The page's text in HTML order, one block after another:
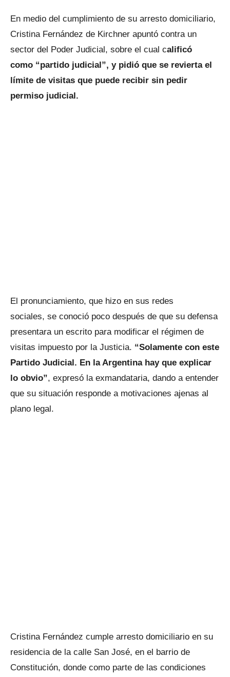
En medio del cumplimiento de su arresto domiciliario,
Cristina Fernández de Kirchner apuntó contra un
sector del Poder Judicial, sobre el cual calificó
como “partido judicial”, y pidió que se revierta el
límite de visitas que puede recibir sin pedir
permiso judicial.
El pronunciamiento, que hizo en sus redes
sociales, se conoció poco después de que su defensa
presentara un escrito para modificar el régimen de
visitas impuesto por la Justicia. “Solamente con este
Partido Judicial. En la Argentina hay que explicar
lo obvio”, expresó la exmandataria, dando a entender
que su situación responde a motivaciones ajenas al
plano legal.
Cristina Fernández cumple arresto domiciliario en su
residencia de la calle San José, en el barrio de
Constitución, donde como parte de las condiciones